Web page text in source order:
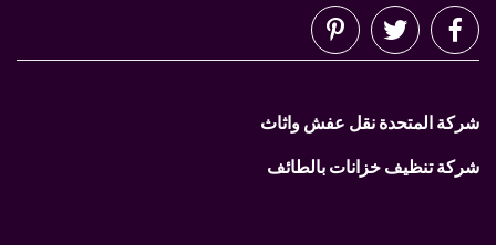
شركة المتحدة نقل عفش واثاث
شركة تنظيف خزانات بالطائف